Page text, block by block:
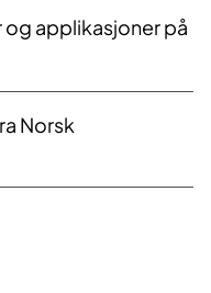
applikasjoner på
Norsk